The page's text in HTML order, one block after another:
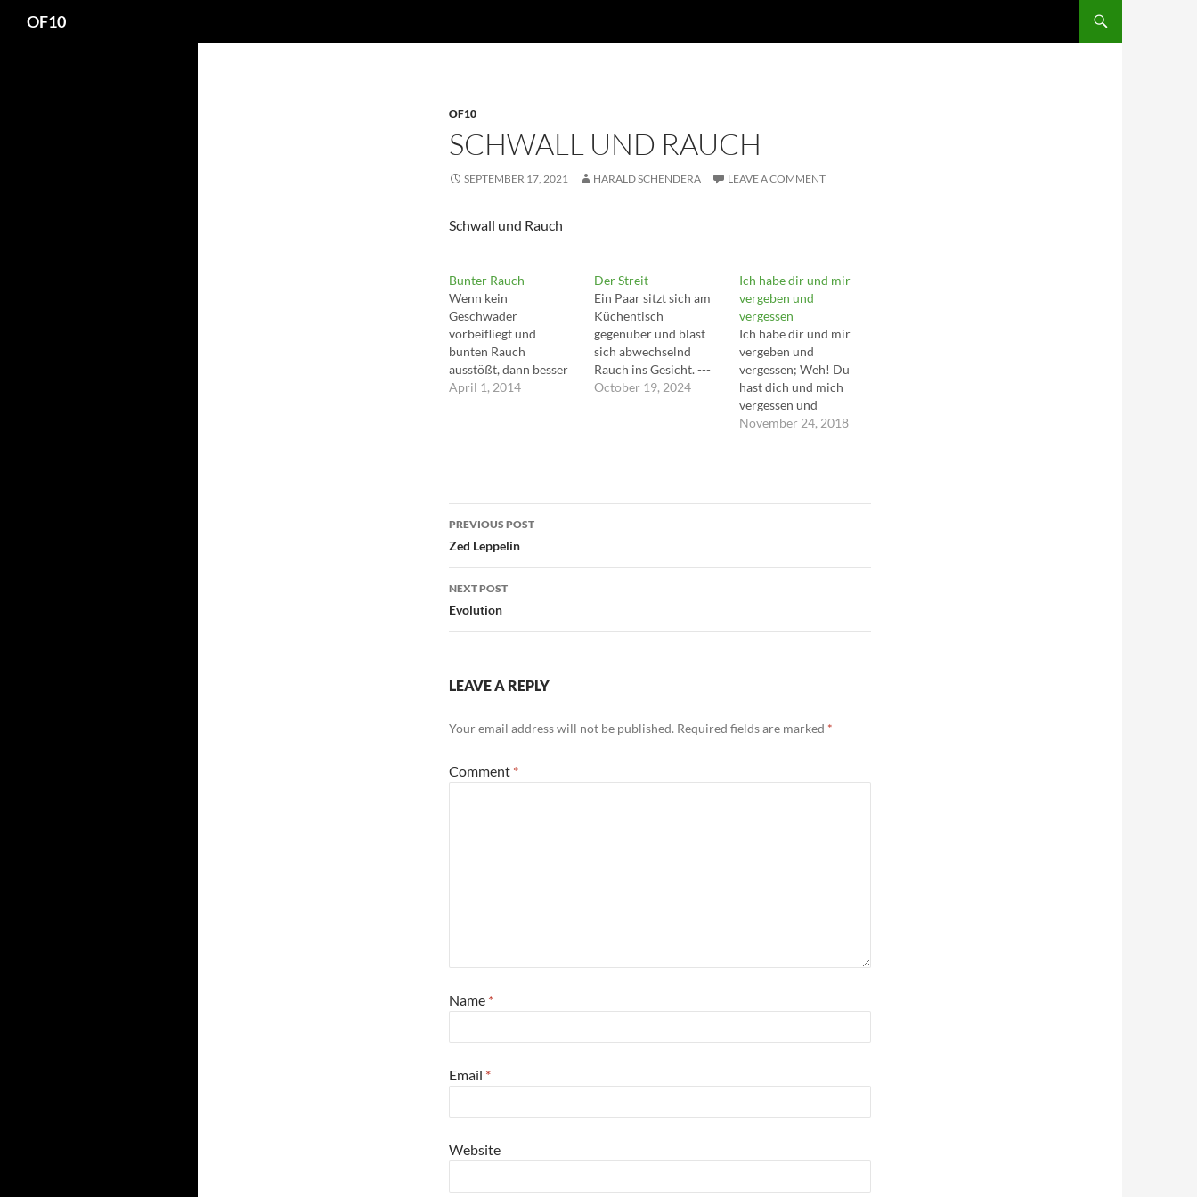
OF10
OF10
SCHWALL UND RAUCH
SEPTEMBER 17, 2021 HARALD SCHENDERA LEAVE A COMMENT
Schwall und Rauch
Bunter Rauch
Wenn kein
Geschwader
vorbeifliegt und
bunten Rauch
ausstößt, dann besser
gleich seinen
April 1, 2014
Der Streit
Ein Paar sitzt sich am
Küchentisch
gegenüber und bläst
sich abwechselnd
Rauch ins Gesicht. ---
Du Schlampe! --- Du
October 19, 2024
Ich habe dir und mir
vergeben und
vergessen
Ich habe dir und mir
vergeben und
vergessen; Weh! Du
hast dich und mich
vergessen und
vergeben. ---Friedrich
November 24, 2018
Post
navigation
PREVIOUS POST
Zed Leppelin
NEXT POST
Evolution
LEAVE A REPLY
Your email address will not be published. Required fields are marked *
Comment *
Name *
Email *
Website